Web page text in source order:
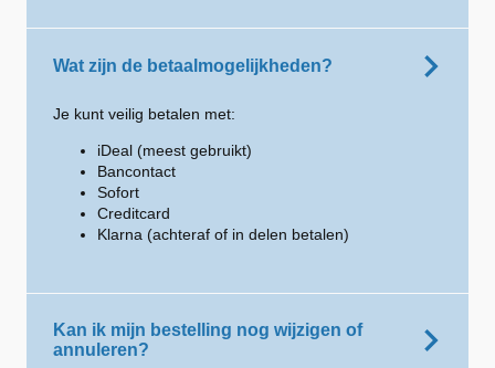
Wat zijn de betaalmogelijkheden?
Je kunt veilig betalen met:
iDeal (meest gebruikt)
Bancontact
Sofort
Creditcard
Klarna (achteraf of in delen betalen)
Kan ik mijn bestelling nog wijzigen of
annuleren?